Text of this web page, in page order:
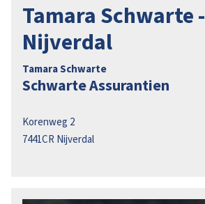
Tamara Schwarte -
Nijverdal
Tamara Schwarte
Schwarte Assurantien
Korenweg 2
7441CR Nijverdal